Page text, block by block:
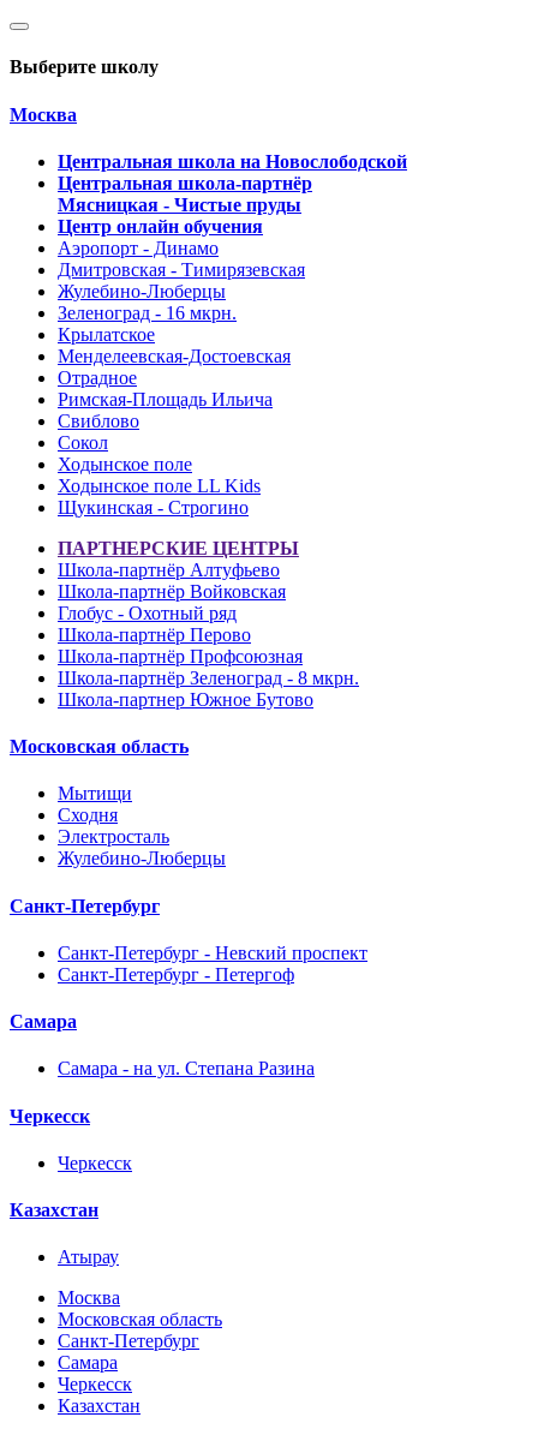
Выберите школу
Москва
Центральная школа на Новослободской
Центральная школа-партнёр
Мясницкая - Чистые пруды
Центр онлайн обучения
Аэропорт - Динамо
Дмитровская - Тимирязевская
Жулебино-Люберцы
Зеленоград - 16 мкрн.
Крылатское
Менделеевская-Достоевская
Отрадное
Римская-Площадь Ильича
Свиблово
Сокол
Ходынское поле
Ходынское поле LL Kids
Щукинская - Строгино
ПАРТНЕРСКИЕ ЦЕНТРЫ
Школа-партнёр Алтуфьево
Школа-партнёр Войковская
Глобус - Охотный ряд
Школа-партнёр Перово
Школа-партнёр Профсоюзная
Школа-партнёр Зеленоград - 8 мкрн.
Школа-партнер Южное Бутово
Московская область
Мытищи
Сходня
Электросталь
Жулебино-Люберцы
Санкт-Петербург
Санкт-Петербург - Невский проспект
Санкт-Петербург - Петергоф
Самара
Самара - на ул. Степана Разина
Черкесск
Черкесск
Казахстан
Атырау
Москва
Московская область
Санкт-Петербург
Самара
Черкесск
Казахстан